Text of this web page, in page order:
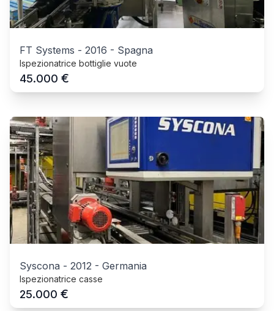
FT Systems - 2016 - Spagna
Ispezionatrice bottiglie vuote
45.000 €
Syscona - 2012 - Germania
Ispezionatrice casse
25.000 €